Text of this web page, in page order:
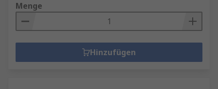
Menge
Hinzufügen